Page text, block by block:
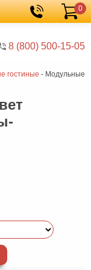
8 (800) 500-15-05
Корзина
0
гостиные - Модульные